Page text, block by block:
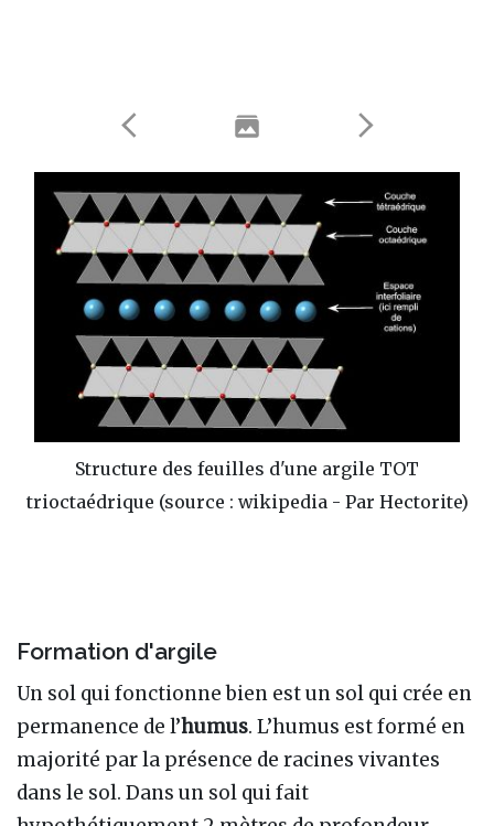
Structure des feuilles d'une argile TOT
trioctaédrique (source : wikipedia - Par Hectorite)
Formation d'argile
Un sol qui fonctionne bien est un sol qui crée en
permanence de l’humus. L’humus est formé en
majorité par la présence de racines vivantes
dans le sol. Dans un sol qui fait